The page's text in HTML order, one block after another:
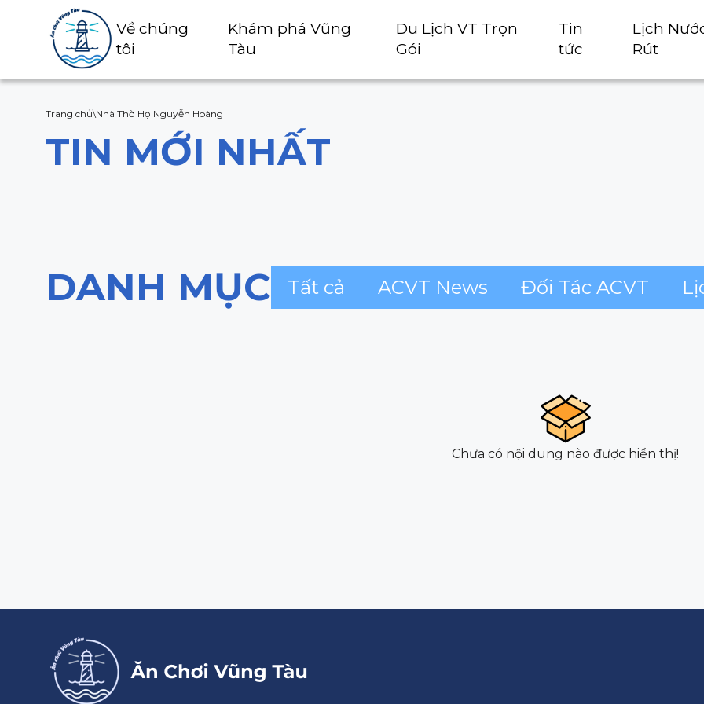
Về chúng
tôi
Khám phá Vũng
Tàu
Du Lịch VT Trọn
Gói
Tin
tức
Lịch
Rút
Trang chủ\Nhà Thờ Họ Nguyễn Hoàng
TIN MỚI NHẤT
DANH MỤC Tất cả ACVT News Đối Tác ACVT
Chưa có nội dung nào được hiển thị!